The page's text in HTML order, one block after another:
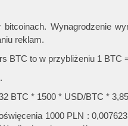
bitcoinach. Wynagrodzenie
reklam.
BTC to w przybliżeniu 1 BTC
BTC * 1500 * USD/BTC *
1000 PLN :